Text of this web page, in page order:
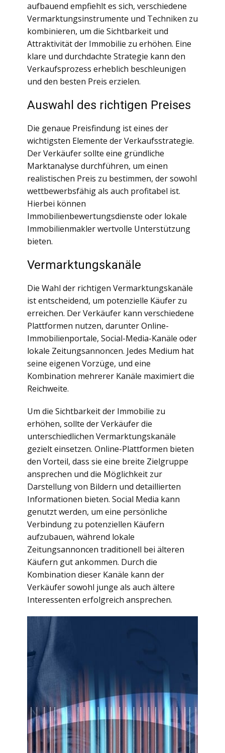
aufbauend empfiehlt es sich, verschiedene
Vermarktungsinstrumente und Techniken zu
kombinieren, um die Sichtbarkeit und
Attraktivität der Immobilie zu erhöhen. Eine
klare und durchdachte Strategie kann den
Verkaufsprozess erheblich beschleunigen
und den besten Preis erzielen.
Auswahl des richtigen Preises
Die genaue Preisfindung ist eines der
wichtigsten Elemente der Verkaufsstrategie.
Der Verkäufer sollte eine gründliche
Marktanalyse durchführen, um einen
realistischen Preis zu bestimmen, der sowohl
wettbewerbsfähig als auch profitabel ist.
Hierbei können
Immobilienbewertungsdienste oder lokale
Immobilienmakler wertvolle Unterstützung
bieten.
Vermarktungskanäle
Die Wahl der richtigen Vermarktungskanäle
ist entscheidend, um potenzielle Käufer zu
erreichen. Der Verkäufer kann verschiedene
Plattformen nutzen, darunter Online-
Immobilienportale, Social-Media-Kanäle oder
lokale Zeitungsannoncen. Jedes Medium hat
seine eigenen Vorzüge, und eine
Kombination mehrerer Kanäle maximiert die
Reichweite.
Um die Sichtbarkeit der Immobilie zu
erhöhen, sollte der Verkäufer die
unterschiedlichen Vermarktungskanäle
gezielt einsetzen. Online-Plattformen bieten
den Vorteil, dass sie eine breite Zielgruppe
ansprechen und die Möglichkeit zur
Darstellung von Bildern und detaillierten
Informationen bieten. Social Media kann
genutzt werden, um eine persönliche
Verbindung zu potenziellen Käufern
aufzubauen, während lokale
Zeitungsannoncen traditionell bei älteren
Käufern gut ankommen. Durch die
Kombination dieser Kanäle kann der
Verkäufer sowohl junge als auch ältere
Interessenten erfolgreich ansprechen.